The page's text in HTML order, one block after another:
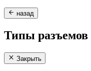
назад
Типы разъемов
Закрыть